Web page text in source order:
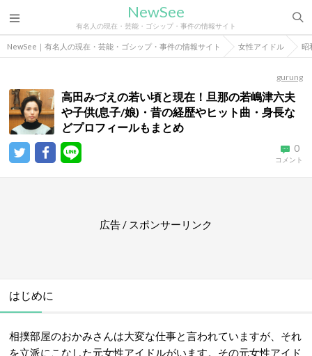
NewSee
有名人の現在・芸能・ゴシップ・事件の情報サイト
NewSee｜有名人の現在・芸能・ゴシップ・事件の情報サイト 女性アイドル 昭
gurung
高田みづえの若い頃と現在！旦那の若嶋津六夫
や子供(息子/娘)・昔の経歴やヒット曲・身長な
どプロフィールもまとめ
0
コメント
広告 / スポンサーリンク
はじめに
相撲部屋のおかみさんは大変な仕事と言われていますが、それ
を立派にこなした元女性アイドルがいます。その元女性アイド